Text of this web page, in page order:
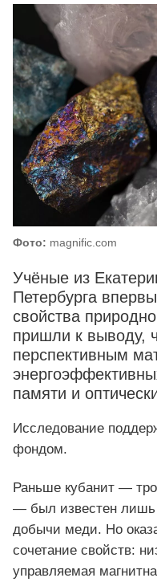
Фото: magnific.com
Учёные из
Петербурга
свойства
пришли к выводу,
перспективным
памяти и
Исследование
фондом.
Раньше кубанит —
— был известен лишь
добычи меди. Но
сочетание свойств:
управляемая